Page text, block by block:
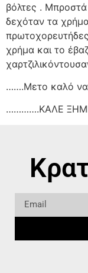
βόλτες .
δεχόταν τα
χρήμα και το
…….Μετο καλό
………….ΚΑΛΕ